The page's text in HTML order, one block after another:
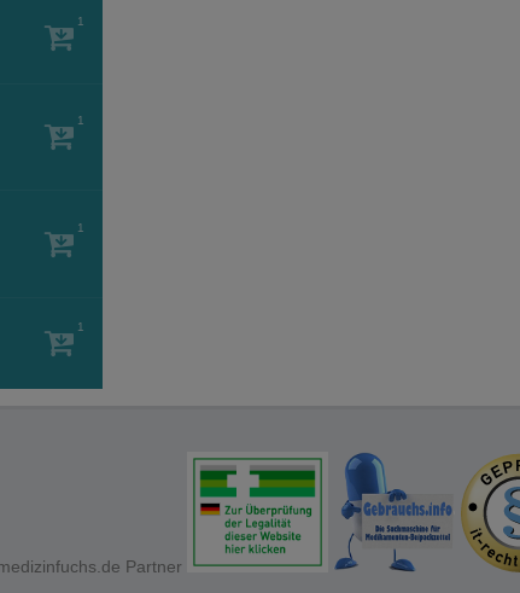
1
1
1
1